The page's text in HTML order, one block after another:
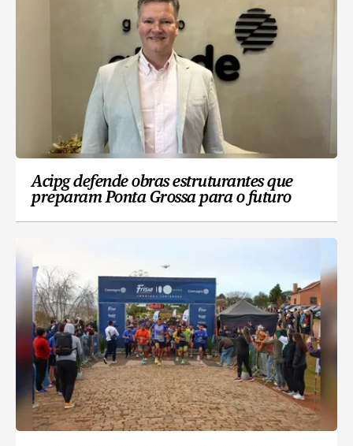
Acipg defende obras estruturantes que
preparam Ponta Grossa para o futuro